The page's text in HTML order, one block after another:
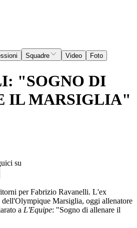
Squadre Video Foto
"SOGNO DI
IL MARSIGLIA"
su
per Fabrizio Ravanelli. L'ex
dell'Olympique Marsiglia, oggi allenatore
a L'Equipe: "Sogno di allenare il